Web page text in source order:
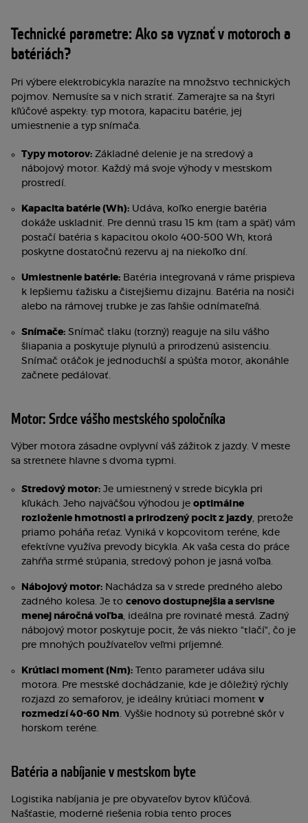
Technické parametre: Ako sa vyznať v motoroch a
batériách?
Pri výbere elektrobicykla narazíte na množstvo technických
pojmov. Nemusíte sa v nich stratiť. Zamerajte sa na štyri
kľúčové aspekty: typ motora, kapacitu batérie, jej
umiestnenie a typ snímača.
Typy motorov: Základné delenie je na stredový a
nábojový motor. Každý má svoje výhody v mestskom
prostredí.
Kapacita batérie (Wh): Udáva, koľko energie batéria
dokáže uskladniť. Pre dennú trasu 15 km (tam a späť) vám
postačí batéria s kapacitou okolo 400-500 Wh, ktorá
poskytne dostatočnú rezervu aj na niekoľko dní.
Umiestnenie batérie: Batéria integrovaná v ráme prispieva
k lepšiemu ťažisku a čistejšiemu dizajnu. Batéria na nosiči
alebo na rámovej trubke je zas ľahšie odnímateľná.
Snímače: Snímač tlaku (torzný) reaguje na silu vášho
šliapania a poskytuje plynulú a prirodzenú asistenciu.
Snímač otáčok je jednoduchší a spúšťa motor, akonáhle
začnete pedálovať.
Motor: Srdce vášho mestského spoločníka
Výber motora zásadne ovplyvní váš zážitok z jazdy. V meste
sa stretnete hlavne s dvoma typmi.
Stredový motor: Je umiestnený v strede bicykla pri
kľukách. Jeho najväčšou výhodou jeoptimálne
rozloženie hmotnosti a prirodzený pocit z jazdy, pretože
priamo poháňa reťaz. Vyniká v kopcovitom teréne, kde
efektívne využíva prevody bicykla. Ak vaša cesta do práce
zahŕňa strmé stúpania, stredový pohon je jasná voľba.
Nábojový motor: Nachádza sa v strede predného alebo
zadného kolesa. Je tocenovo dostupnejšia a servisne
menej náročná voľba, ideálna pre rovinaté mestá. Zadný
nábojový motor poskytuje pocit, že vás niekto "tlačí", čo je
pre mnohých používateľov veľmi príjemné.
Krútiaci moment (Nm): Tento parameter udáva silu
motora. Pre mestské dochádzanie, kde je dôležitý rýchly
rozjazd zo semaforov, je ideálny krútiaci momentv
rozmedzí 40-60 Nm. Vyššie hodnoty sú potrebné skôr v
horskom teréne.
Batéria a nabíjanie v mestskom byte
Logistika nabíjania je pre obyvateľov bytov kľúčová.
Našťastie, moderné riešenia robia tento proces